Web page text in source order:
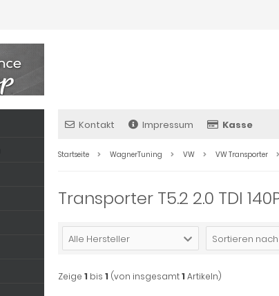
Kontakt Impressum Kasse
Startseite WagnerTuning VW VW Transporter
Transporter T5.2 2.0 TDI
Alle Hersteller Sortieren nach
Zeige 1 bis 1 (von insgesamt1 Artikeln)